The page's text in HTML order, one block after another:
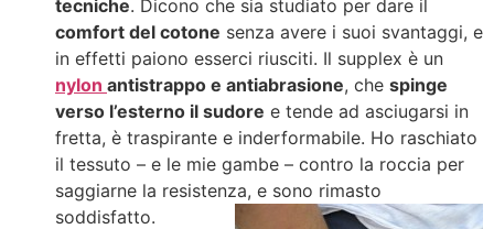
tecniche. Dicono che sia studiato per dare il
comfort del cotone senza avere i suoi svantaggi, e
in effetti paiono esserci riusciti. Il supplex è un
nylon antistrappo e antiabrasione, che spinge
verso l’esterno il sudore e tende ad asciugarsi in
fretta, è traspirante e inderformabile. Ho raschiato
il tessuto – e le mie gambe – contro la roccia per
saggiarne la resistenza, e sono rimasto
soddisfatto.